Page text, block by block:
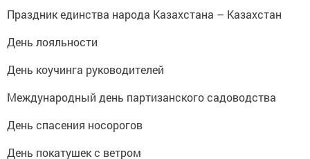
Праздник единства народа Казахстана – Казахстан
День лояльности
День коучинга руководителей
Международный день партизанского садоводства
День спасения носорогов
День покатушек с ветром